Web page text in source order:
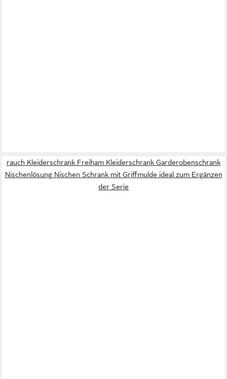
rauch Kleiderschrank Freiham Kleiderschrank Garderobenschrank
Nischenlösung Nischen Schrank mit Griffmulde ideal zum Ergänzen
der Serie